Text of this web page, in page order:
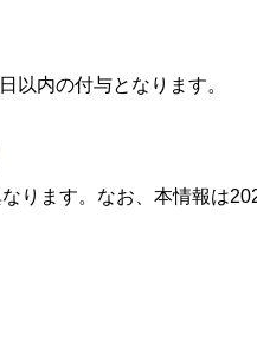
以内の付与となります。
ります。なお、本情報は